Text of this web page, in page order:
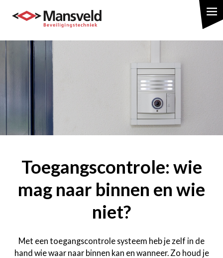
de
inhoud
Toegangscontrole: wie
mag naar binnen en wie
niet?
Met een toegangscontrole systeem heb je zelf in de
hand wie waar naar binnen kan en wanneer. Zo houd je